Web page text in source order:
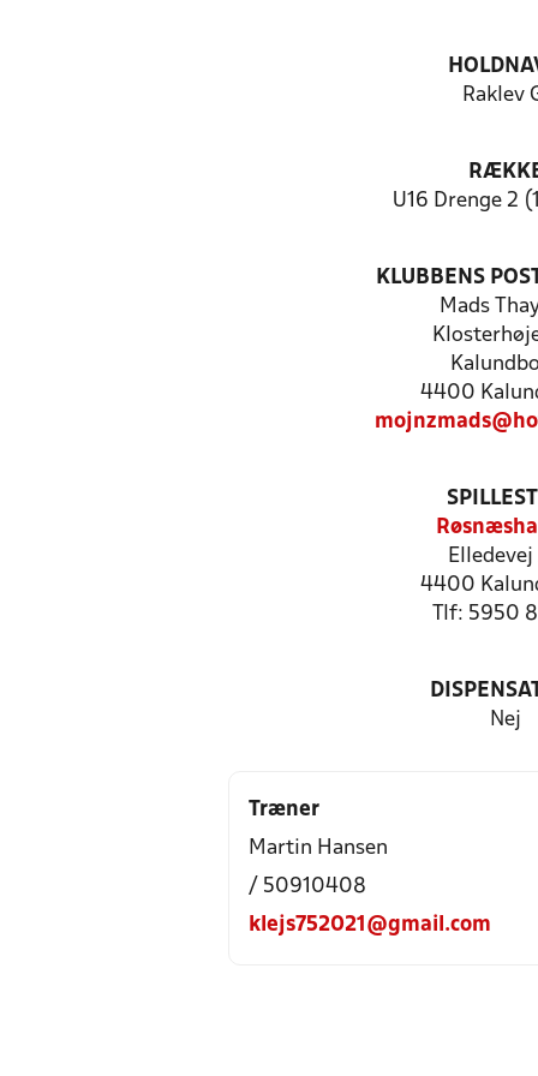
Raklev
U16 Drenge 2
KLUBBENS
Mads
4400
Elledevej
4400
Tlf: 5950
Nej
Træner
Martin Hansen
/ 50910408
klejs752021@gmail.com